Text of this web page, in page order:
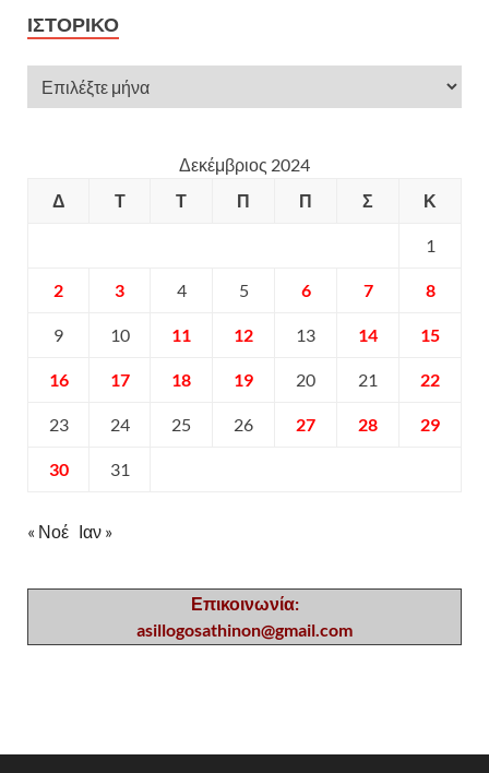
ΙΣΤΟΡΙΚΌ
Δεκέμβριος 2024
Δ
Τ Τ Π Π Σ Κ
1
2 3 4 5 6 7 8
9 10 11 12 13 14 15
16 17 18 19 20 21 22
23 24 25 26 27 28 29
30 31
« Νοέ Ιαν »
Επικοινωνία:
asillogosathinon@gmail.com